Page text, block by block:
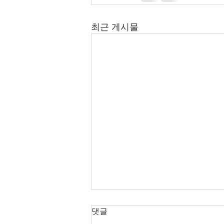
최근 게시물
2026년 7월 12-26일 주보입니
댓글